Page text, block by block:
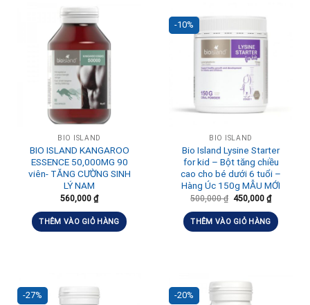
BIO ISLAND
BIO ISLAND KANGAROO
ESSENCE 50,000MG 90
viên- TĂNG CƯỜNG SINH
LÝ NAM
560,000 ₫
THÊM VÀO GIỎ HÀNG
-10%
BIO ISLAND
Bio Island Lysine Starter
for kid – Bột tăng chiều
cao cho bé dưới 6 tuổi –
Hàng Úc 150g MẪU MỚI
500,000₫ 450,000 ₫
THÊM VÀO GIỎ HÀNG
-27% -20%